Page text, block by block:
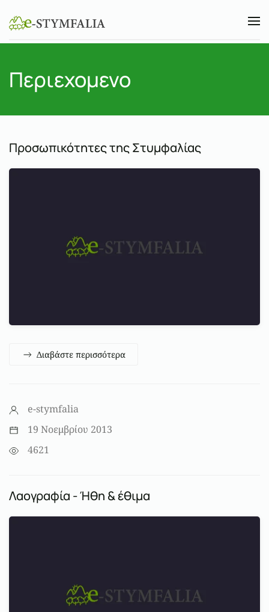
Περιεχομενο
Προσωπικότητες της Στυμφαλίας
Διαβάστε περισσότερα
e-stymfalia
19 Νοεμβρίου 2013
4621
Λαογραφία - Ήθη & έθιμα